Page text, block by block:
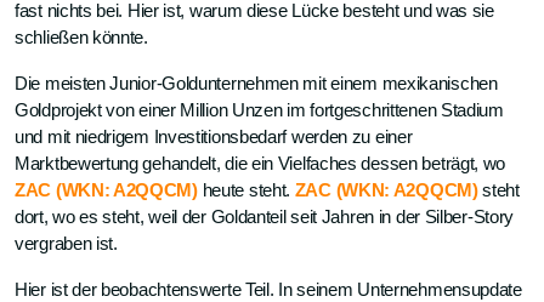
fast nichts bei. Hier ist, warum diese Lücke besteht und was sie
schließen könnte.
Die meisten Junior-Goldunternehmen mit einem mexikanischen
Goldprojekt von einer Million Unzen im fortgeschrittenen Stadium
und mit niedrigem Investitionsbedarf werden zu einer
Marktbewertung gehandelt, die ein Vielfaches dessen beträgt, wo
ZAC (WKN: A2QQCM)heute steht. ZAC (WKN: A2QQCM)steht
dort, wo es steht, weil der Goldanteil seit Jahren in der Silber-Story
vergraben ist.
Hier ist der beobachtenswerte Teil. In seinem Unternehmensupdate